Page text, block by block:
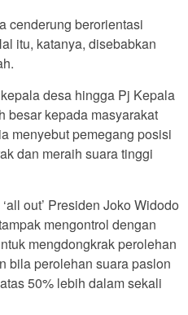
cenderung berorientasi
itu, katanya, disebabkan
desa hingga Pj Kepala
besar kepada masyarakat
menyebut pemegang posisi
dan meraih suara tinggi
out’ Presiden Joko Widodo
mengontrol dengan
mengdongkrak perolehan
bila perolehan suara paslon
50% lebih dalam sekali